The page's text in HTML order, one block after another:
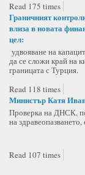
Read 175 times
Граничният
влиза в новата
цел:
удвояване на
да се сложи край на
границата с Турция.
Read 118 times
Министър Катя
Проверка на ДНСК,
на
Read 107 times